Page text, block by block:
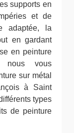
supports en
et de
adaptée, la
en gardant
en peinture
vous
sur métal
à Saint
types
de peinture